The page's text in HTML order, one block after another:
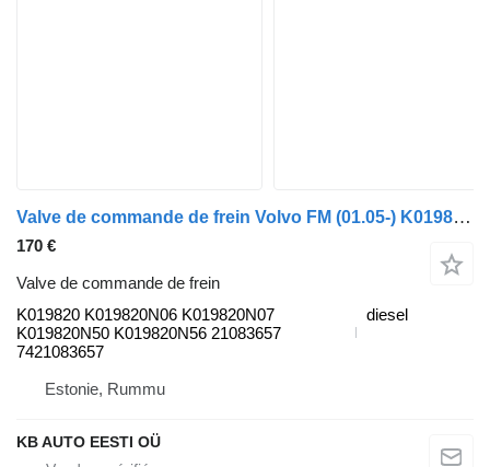
Valve de commande de frein Volvo FM (01.05-) K019820 pour camion Volvo FM7-FM12, FM, FMX (1998-2014)
170 €
Valve de commande de frein
K019820 K019820N06 K019820N07
K019820N50 K019820N56 21083657
7421083657
diesel
Estonie, Rummu
KB AUTO EESTI OÜ